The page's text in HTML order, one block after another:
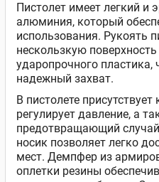
Пистолет имеет легкий и
алюминия, который
использования. Рукоять
нескользкую
ударопрочного пластика,
надежный захват.
В пистолете
регулирует давление, а
предотвращающий
носик позволяет легко
мест. Демпфер из
оплетки резины